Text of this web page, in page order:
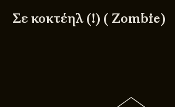
Σε κοκτέηλ (!) ( Zombie)